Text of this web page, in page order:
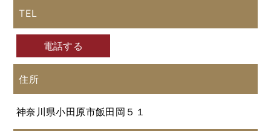
TEL
電話する
住所
神奈川県小田原市飯田岡５１